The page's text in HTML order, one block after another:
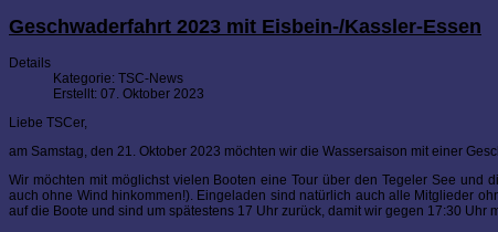
Geschwaderfahrt 2023 mit Eisbein-/Kassler-Essen
Details
Kategorie: TSC-News
Erstellt: 07. Oktober 2023
Liebe TSCer,
am Samstag, den 21. Oktober 2023 möchten wir die Wassersaison mit einer
Wir möchten mit möglichst vielen Booten eine Tour über den Tegeler See
auch ohne Wind hinkommen!). Eingeladen sind natürlich auch alle Mitglieder
auf die Boote und sind um spätestens 17 Uhr zurück, damit wir gegen 17:30 Uhr